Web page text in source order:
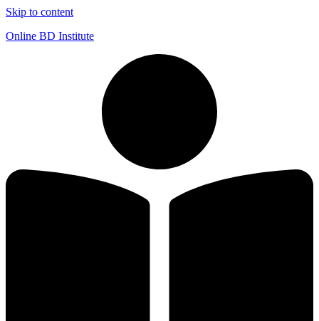
Skip to content
Online BD Institute